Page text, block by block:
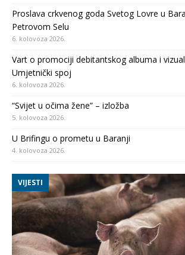
Proslava crkvenog goda Svetog Lovre u
Petrovom Selu
6. kolovoza 2026.
Vart o promociji debitantskog albuma i
Umjetnički spoj
6. kolovoza 2026.
“Svijet u očima žene” – izložba
5. kolovoza 2026.
U Brifingu o prometu u Baranji
4. kolovoza 2026.
VIJESTI